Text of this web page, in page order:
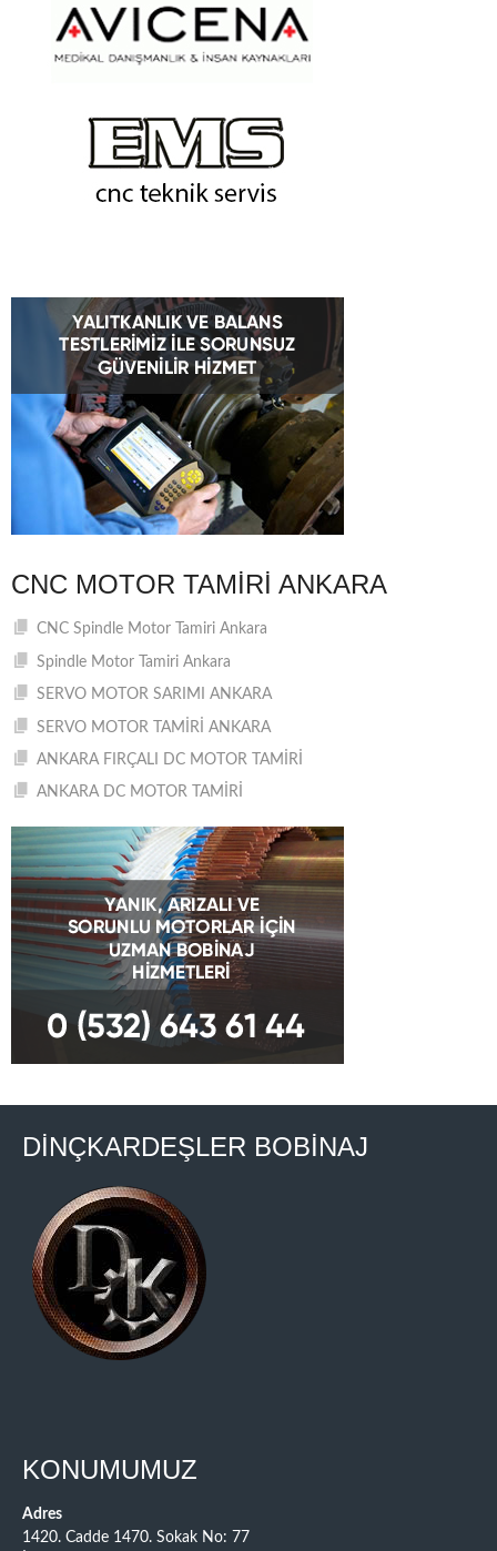
CNC MOTOR TAMIRI ANKARA
CNC Spindle Motor Tamiri Ankara
Spindle Motor Tamiri Ankara
SERVO MOTOR SARIMI ANKARA
SERVO MOTOR TAMİRİ ANKARA
ANKARA FIRÇALI DC MOTOR TAMİRİ
ANKARA DC MOTOR TAMİRİ
DİNÇKARDEŞLER BOBİNAJ
KONUMUMUZ
Adres
1420. Cadde 1470. Sokak No: 77